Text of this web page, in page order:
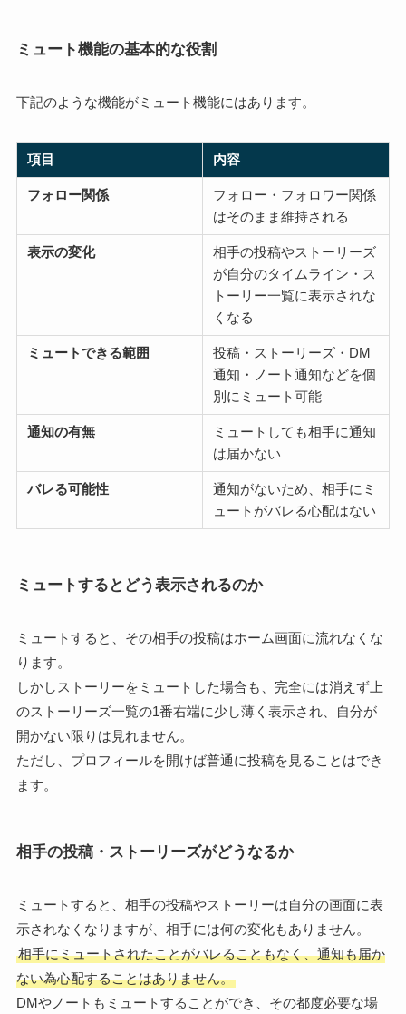
ミュート機能の基本的な役割
下記のような機能がミュート機能にはあります。
項目 内容
フォロー関係
フォロー・フォロワー関係
はそのまま維持される
表示の変化
相手の投稿やストーリーズ
が自分のタイムライン・ス
トーリー一覧に表示されな
くなる
ミュートできる範囲
投稿・ストーリーズ・DM
通知・ノート通知などを個
別にミュート可能
通知の有無
ミュートしても相手に通知
は届かない
バレる可能性
通知がないため、相手にミ
ュートがバレる心配はない
ミュートするとどう表示されるのか
ミュートすると、その相手の投稿はホーム画面に流れなくな
ります。
しかしストーリーをミュートした場合も、完全には消えず上
のストーリーズ一覧の1番右端に少し薄く表示され、自分が
開かない限りは見れません。
ただし、プロフィールを開けば普通に投稿を見ることはでき
ます。
相手の投稿・ストーリーズがどうなるか
ミュートすると、相手の投稿やストーリーは自分の画面に表
示されなくなりますが、相手には何の変化もありません。
相手にミュートされたことがバレることもなく、通知も届か
ない為心配することはありません。
DMやノートもミュートすることができ、その都度必要な場